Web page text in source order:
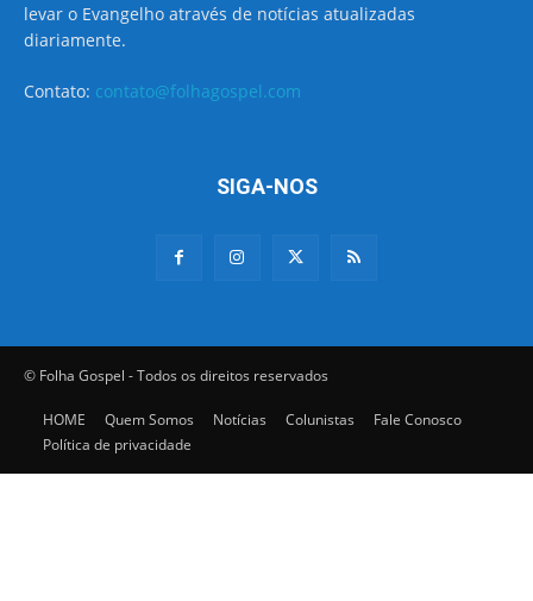
levar o Evangelho através de notícias atualizadas
diariamente.
Contato: contato@folhagospel.com
SIGA-NOS
© Folha Gospel - Todos os direitos reservados
HOME Quem Somos Notícias Colunistas
Fale Conosco
Política de privacidade